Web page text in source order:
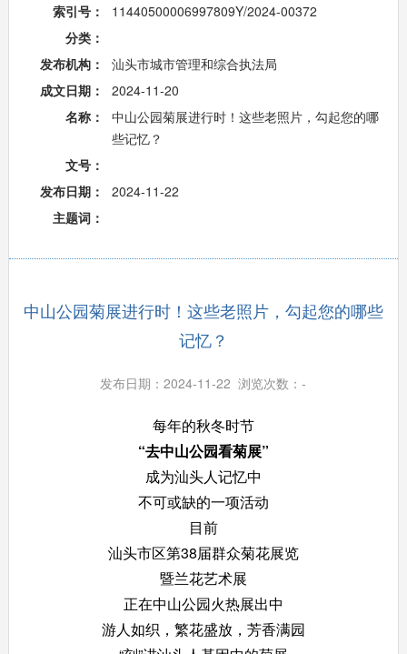
索引号：
11440500006997809Y/2024-00372
分类：
发布机构：
汕头市城市管理和综合执法局
成文日期：
2024-11-20
名称：
中山公园菊展进行时！这些老照片，勾起您的哪
些记忆？
文号：
发布日期：
2024-11-22
主题词：
中山公园菊展进行时！这些老照片，勾起您的哪些
记忆？
发布日期：2024-11-22 浏览次数：-
每年的秋冬时节
“去中山公园看菊展”
成为汕头人记忆中
不可或缺的一项活动
目前
汕头市区第38届群众菊花展览
暨兰花艺术展
正在中山公园火热展出中
游人如织，繁花盛放，芳香满园